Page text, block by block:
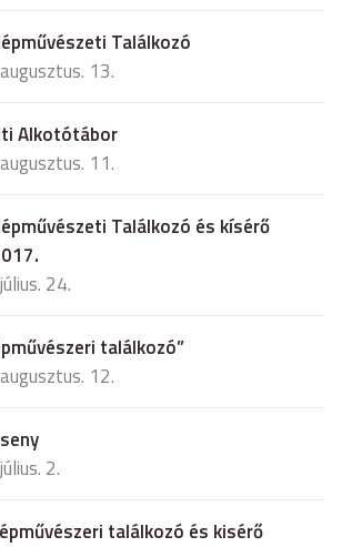
Találkozó
13.
Alkotótábor
11.
Találkozó és kísérő
24.
találkozó”
12.
2.
találkozó és kisérő